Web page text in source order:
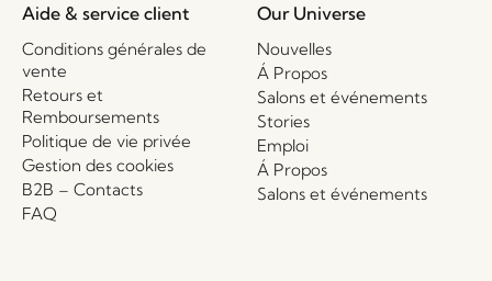
Aide & service client
Conditions générales de
vente
Retours et
Remboursements
Politique de vie privée
Gestion des cookies
B2B – Contacts
FAQ
Our Universe
Nouvelles
Á Propos
Salons et événements
Stories
Emploi
Á Propos
Salons et événements